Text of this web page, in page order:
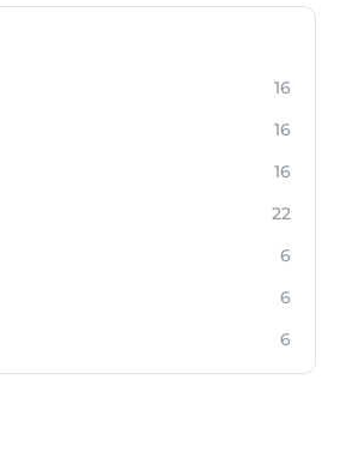
16
16
16
22
6
6
6